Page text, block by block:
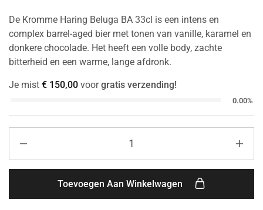
De Kromme Haring Beluga BA 33cl is een intens en
complex barrel-aged bier met tonen van vanille, karamel en
donkere chocolade. Het heeft een volle body, zachte
bitterheid en een warme, lange afdronk.
Je mist € 150,00 voorgratis verzending!
0.00%
Toevoegen Aan Winkelwagen